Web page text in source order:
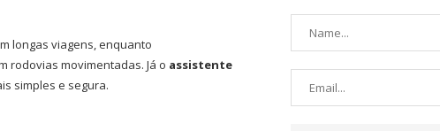
longas viagens, enquanto
rodovias movimentadas. Já o assistente
simples e segura.